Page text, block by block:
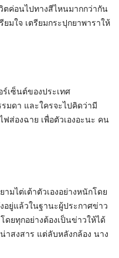
ตค่อนไปทางสีไหนมากกว่ากัน
ยมใจ เตรียมกระปุกยาพาราให้
เซ็นต์ของประเทศ
มดา และใครจะไปคิดว่ามี
ส่องฉาย เพื่อตัวเองอะนะ คน
มไต่เต้าตัวเองอย่างหนักโดย
อยู่แล้วในฐานะผู้ประกาศข่าว
ยทุกอย่างต้องเป็นข่าวให้ได้
าสงสาร แต่ลับหลังกล้อง นาง